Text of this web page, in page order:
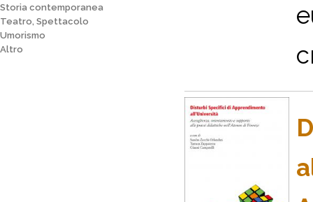
Storia contemporanea
Teatro, Spettacolo
Umorismo
Altro